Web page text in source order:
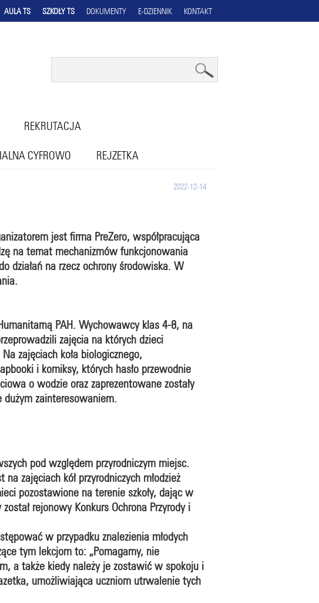
AULA TS SZKOŁY TS DOKUMENTY E-DZIENNIK KONTAKT
REKRUTACJA
CYFROWO REJZETKA
2022-12-14
jest firma PreZero, współpracująca
na temat mechanizmów funkcjonowania
działań na rzecz ochrony środowiska. W
PAH. Wychowawcy klas 4-8, na
zajęcia na których dzieci
zajęciach koła biologicznego,
i komiksy, których hasło przewodnie
o wodzie oraz zaprezentowane zostały
dużym zainteresowaniem.
pod względem przyrodniczym miejsc.
zajęciach kół przyrodniczych młodzież
pozostawione na terenie szkoły, dając w
rejonowy Konkurs Ochrona Przyrody i
w przypadku znalezienia młodych
tym lekcjom to: „Pomagamy, nie
a także kiedy należy je zostawić w spokoju i
umożliwiająca uczniom utrwalenie tych